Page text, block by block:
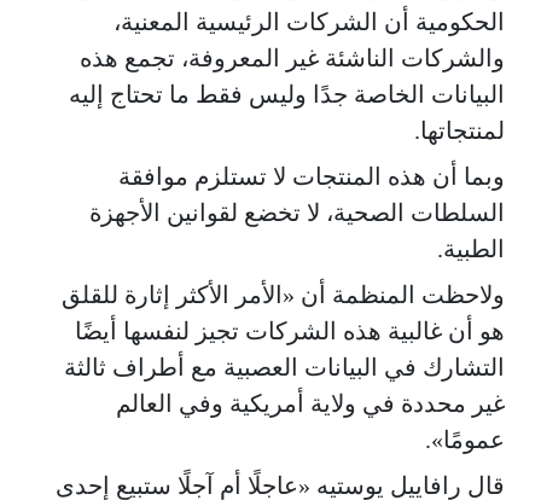
الحكومية أن الشركات الرئيسية المعنية،
والشركات الناشئة غير المعروفة، تجمع هذه
البيانات الخاصة جدًا وليس فقط ما تحتاج إليه
لمنتجاتها.
وبما أن هذه المنتجات لا تستلزم موافقة
السلطات الصحية، لا تخضع لقوانين الأجهزة
الطبية.
ولاحظت المنظمة أن «الأمر الأكثر إثارة للقلق
هو أن غالبية هذه الشركات تجيز لنفسها أيضًا
التشارك في البيانات العصبية مع أطراف ثالثة
غير محددة في ولاية أمريكية وفي العالم
عمومًا».
قال رافاييل يوستيه «عاجلًا أم آجلًا ستبيع إحدى